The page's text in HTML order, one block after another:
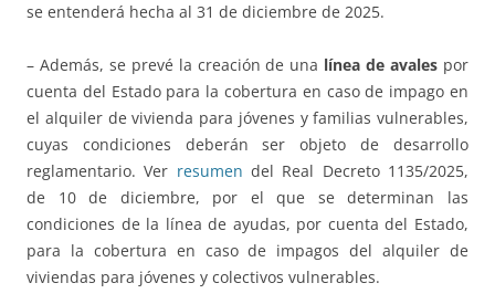
se entenderá hecha al 31 de diciembre de 2025.
– Además, se prevé la creación de una línea de avales por
cuenta del Estado para la cobertura en caso de impago en
el alquiler de vivienda para jóvenes y familias vulnerables,
cuyas condiciones deberán ser objeto de desarrollo
reglamentario. Ver resumen del Real Decreto 1135/2025,
de 10 de diciembre, por el que se determinan las
condiciones de la línea de ayudas, por cuenta del Estado,
para la cobertura en caso de impagos del alquiler de
viviendas para jóvenes y colectivos vulnerables.